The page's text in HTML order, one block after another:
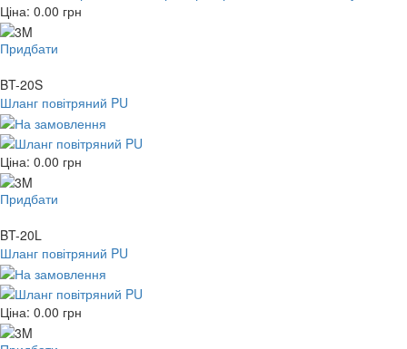
Ціна: 0.00 грн
Придбати
BT-20S
Шланг повітряний PU
Ціна: 0.00 грн
Придбати
BT-20L
Шланг повітряний PU
Ціна: 0.00 грн